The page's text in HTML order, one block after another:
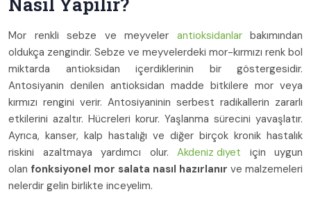
Mor renkli sebze ve meyveler antioksidanlarbakımından
oldukça zengindir. Sebze ve meyvelerdeki mor-kırmızı renk bol
miktarda antioksidan içerdiklerinin bir göstergesidir.
Antosiyanin denilen antioksidan madde bitkilere mor veya
kırmızı rengini verir. Antosiyaninin serbest radikallerin zararlı
etkilerini azaltır. Hücreleri korur. Yaşlanma sürecini yavaşlatır.
Ayrıca, kanser, kalp hastalığı ve diğer birçok kronik hastalık
riskini azaltmaya yardımcı olur. Akdeniz diyet için uygun
olan fonksiyonel mor salata nasıl hazırlanır ve malzemeleri
nelerdir gelin birlikte inceyelim.